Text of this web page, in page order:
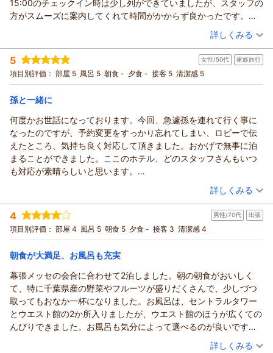
数あるホテルの中、お選びいただき光栄でございます。
チェックインにつきまして、ご不便をおかけし誠に申し訳ござ
お客様からいただいた貴重なご意見を真摯に受け止め、
初めてのお客様にとってわかりやすいかつスムーズなチェック
インを目指し、システムの改善に努めて参ります。
またきちんとお客様をサポートできる体制を整え、ご利用いた
だくお客様の貴重なお時間をなるべくいただかないよう、スタ
お忙しい中ご投稿をいただき誠にありがとうございます。
お客様のまたのご来館を心よりお待ち申し上げます。
フロント 山本
（返信日：2026/07/31）
15:00のチェックイン時は少し列ができていましたが、スタッフの
方がスムーズに案内してくれて時間がかからず良かったです。
（投稿日：2026/07/26）
宿泊時期： 2026年07月宿泊 (その他)
投稿者： YUMIKOさん
宿泊プラン： 【じゃらんスペシャルウィーク】素泊まり 部屋タイプおまかせ
※リクエスト不可
その他 食事なし
宿泊価格帯：
アパホテル＆リゾート〈東京ベイ幕張〉からの返信
この度はアパホテル＆リゾート〈東京ベイ幕張〉にご宿泊い
ただき誠にありがとうございました。
数あるホテルの中から当館をお選びいただき光栄に存じます、
お忙しい中貴重なご投稿をありがとうございました、またの
フロント
（返信日：2026/07/31）
詳しくみる
5 女性/50代 家族旅行
項目別評価： 部屋 5 風呂 5 朝食 - 夕食 - 接客 5 清潔感 5
孫と一緒に
何度かお世話になっております。今回、急遽孫を連れて行く事に
なったのですが、予約変更をすっかり忘れてしまい、ロビーで伝
えたところ、気持ち良く対応して頂きました。おかげで無事に泊
まることができました。ここのホテル、どのスタッフさんもいつ
も対応が素晴らしいと思います。
お風呂も綺麗で、今回も楽しく過ごす事が出来ました。色々とあ
りがとうございました。
（投稿日：2026/07/26）
宿泊時期： 2026年07月宿泊 (家族旅行)
投稿者： 和ちゃんさん
宿泊プラン： 素泊まり ツイン 食事なし
宿泊価格帯： 6,001～7,000円(大人一人あたり/税込)
この度はアパホテル＆リゾート〈東京ベイ幕張〉にご宿泊いた
だきまして誠にありがとうございます。
今回、お孫様とご一緒のご宿泊で、予約変更の件を気持ちよく
対応できたこと、そして無事にお泊りいただけたとのお言葉に
スタッフ一同大変励まされました。
お部屋の広さや清潔さ、お風呂もお楽しみいただけた様でうれ
詳しくみる
4 男性/70代 出張
項目別評価： 部屋 4 風呂 5 朝食 5 夕食 - 接客 3 清潔感 4
朝食が大満足、お風呂も充実
幕張メッセの会合に合わせて2泊しました。朝の朝食がおいしく
て、特に千葉県産の野菜やフルーツが盛りだくさんで、少しづつ
取ってもおなか一杯になりました。お風呂は、セントラルタワー
とウエスト館の2か所入りましたが、ウエスト館のほうが広くての
んびりできました。お風呂も気分によって選べるのが良いです
（投稿日：2026/07/25）
詳しくみる